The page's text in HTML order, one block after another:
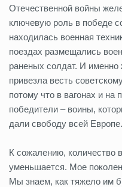
Отечественной войны
ключевую роль в победе
находилась военная
поездах размещались
раненых солдат. И
привезла весть
потому что в вагонах и
победители – воины,
дали свободу всей Европе.
К сожалению, количество
уменьшается. Мое
Мы знаем, как тяжело им